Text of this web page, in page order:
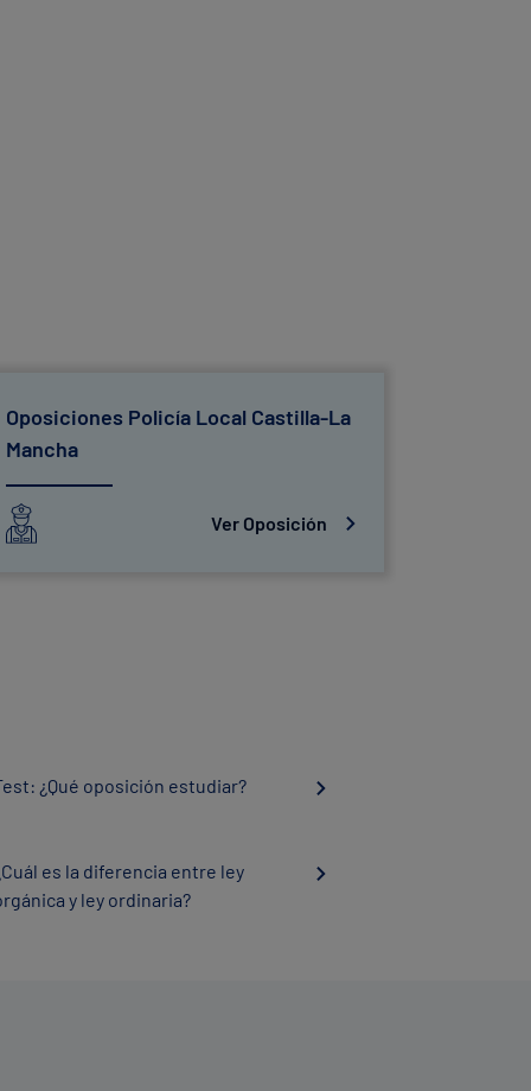
Oposiciones Policía Local Castilla-La
Mancha
Ver Oposición
¿Qué oposición estudiar?
es la diferencia entre ley
y ley ordinaria?